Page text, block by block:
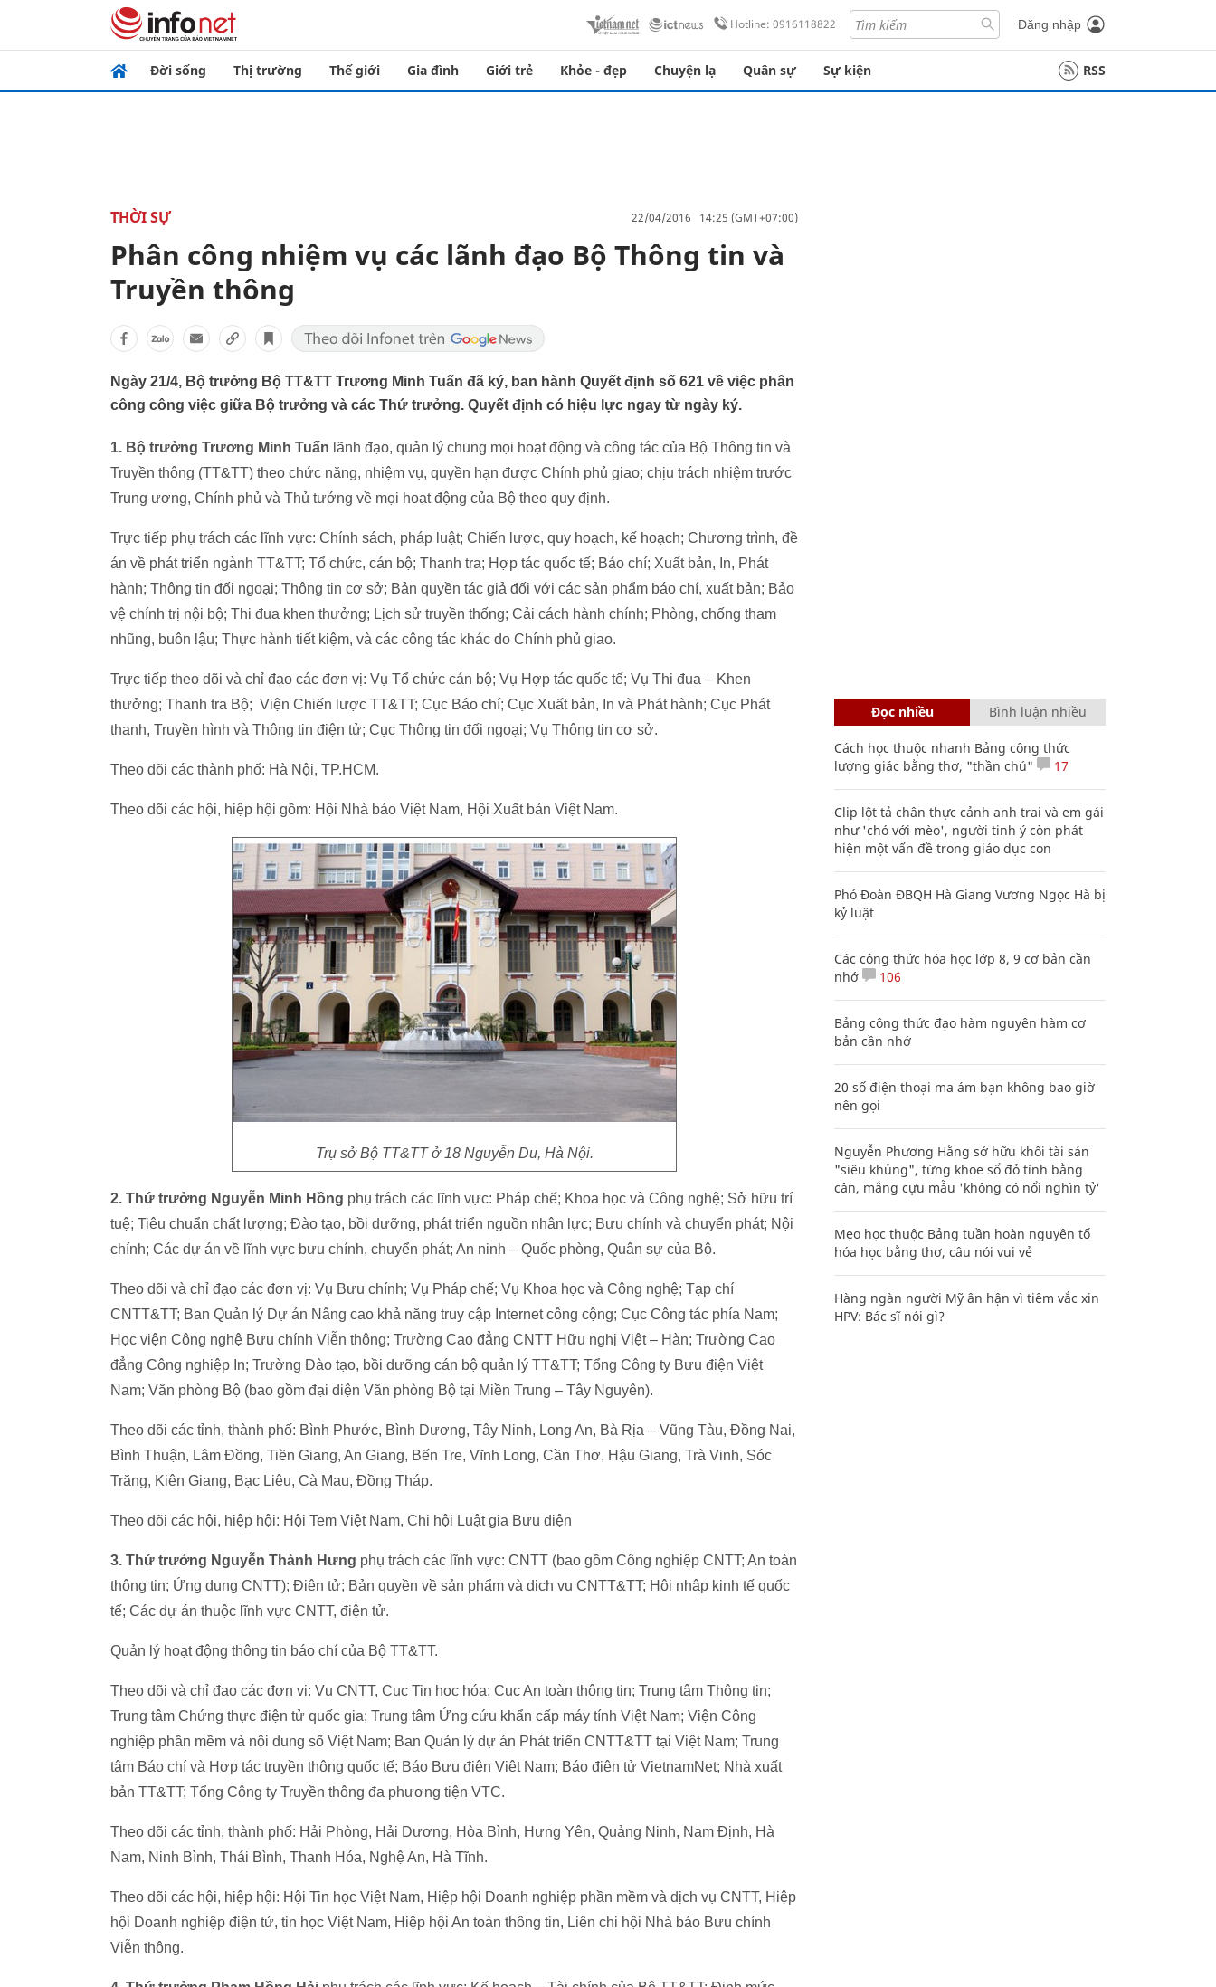
Hotline: 0916118822 Đăng nhập
Đời sống Thị trường Thế giới Gia đình Giới trẻ Khỏe - đẹp Chuyện lạ Quân sự Sự kiện RSS
THỜI SỰ 22/04/2016 14:25 (GMT+07:00)
Phân công nhiệm vụ các lãnh đạo Bộ Thông tin và
Truyền thông
Ngày 21/4, Bộ trưởng Bộ TT&TT Trương Minh Tuấn đã ký, ban hành Quyết định số 621 về việc phân
công công việc giữa Bộ trưởng và các Thứ trưởng. Quyết định có hiệu lực ngay từ ngày ký.
1. Bộ trưởng Trương Minh Tuấn lãnh đạo, quản lý chung mọi hoạt động và công tác của Bộ Thông tin và
Truyền thông (TT&TT) theo chức năng, nhiệm vụ, quyền hạn được Chính phủ giao; chịu trách nhiệm trước
Trung ương, Chính phủ và Thủ tướng về mọi hoạt động của Bộ theo quy định.
Trực tiếp phụ trách các lĩnh vực: Chính sách, pháp luật; Chiến lược, quy hoạch, kế hoạch; Chương trình, đề
án về phát triển ngành TT&TT; Tổ chức, cán bộ; Thanh tra; Hợp tác quốc tế; Báo chí; Xuất bản, In, Phát
hành; Thông tin đối ngoại; Thông tin cơ sở; Bản quyền tác giả đối với các sản phẩm báo chí, xuất bản; Bảo
vệ chính trị nội bộ; Thi đua khen thưởng; Lịch sử truyền thống; Cải cách hành chính; Phòng, chống tham
nhũng, buôn lậu; Thực hành tiết kiệm, và các công tác khác do Chính phủ giao.
Trực tiếp theo dõi và chỉ đạo các đơn vị: Vụ Tổ chức cán bộ; Vụ Hợp tác quốc tế; Vụ Thi đua – Khen
thưởng; Thanh tra Bộ; Viện Chiến lược TT&TT; Cục Báo chí; Cục Xuất bản, In và Phát hành; Cục Phát
thanh, Truyền hình và Thông tin điện tử; Cục Thông tin đối ngoại; Vụ Thông tin cơ sở.
Theo dõi các thành phố: Hà Nội, TP.HCM.
Theo dõi các hội, hiệp hội gồm: Hội Nhà báo Việt Nam, Hội Xuất bản Việt Nam.
Trụ sở Bộ TT&TT ở 18 Nguyễn Du, Hà Nội.
2. Thứ trưởng Nguyễn Minh Hồng phụ trách các lĩnh vực: Pháp chế; Khoa học và Công nghệ; Sở hữu trí
tuệ; Tiêu chuẩn chất lượng; Đào tạo, bồi dưỡng, phát triển nguồn nhân lực; Bưu chính và chuyển phát; Nội
chính; Các dự án về lĩnh vực bưu chính, chuyển phát; An ninh – Quốc phòng, Quân sự của Bộ.
Theo dõi và chỉ đạo các đơn vị: Vụ Bưu chính; Vụ Pháp chế; Vụ Khoa học và Công nghệ; Tạp chí
CNTT&TT; Ban Quản lý Dự án Nâng cao khả năng truy cập Internet công cộng; Cục Công tác phía Nam;
Học viện Công nghệ Bưu chính Viễn thông; Trường Cao đẳng CNTT Hữu nghị Việt – Hàn; Trường Cao
đẳng Công nghiệp In; Trường Đào tạo, bồi dưỡng cán bộ quản lý TT&TT; Tổng Công ty Bưu điện Việt
Nam; Văn phòng Bộ (bao gồm đại diện Văn phòng Bộ tại Miền Trung – Tây Nguyên).
Theo dõi các tỉnh, thành phố: Bình Phước, Bình Dương, Tây Ninh, Long An, Bà Rịa – Vũng Tàu, Đồng Nai,
Bình Thuận, Lâm Đồng, Tiền Giang, An Giang, Bến Tre, Vĩnh Long, Cần Thơ, Hậu Giang, Trà Vinh, Sóc
Trăng, Kiên Giang, Bạc Liêu, Cà Mau, Đồng Tháp.
Theo dõi các hội, hiệp hội: Hội Tem Việt Nam, Chi hội Luật gia Bưu điện
3. Thứ trưởng Nguyễn Thành Hưng phụ trách các lĩnh vực: CNTT (bao gồm Công nghiệp CNTT; An toàn
thông tin; Ứng dụng CNTT); Điện tử; Bản quyền về sản phẩm và dịch vụ CNTT&TT; Hội nhập kinh tế quốc
tế; Các dự án thuộc lĩnh vực CNTT, điện tử.
Quản lý hoạt động thông tin báo chí của Bộ TT&TT.
Theo dõi và chỉ đạo các đơn vị: Vụ CNTT, Cục Tin học hóa; Cục An toàn thông tin; Trung tâm Thông tin;
Trung tâm Chứng thực điện tử quốc gia; Trung tâm Ứng cứu khẩn cấp máy tính Việt Nam; Viện Công
nghiệp phần mềm và nội dung số Việt Nam; Ban Quản lý dự án Phát triển CNTT&TT tại Việt Nam; Trung
tâm Báo chí và Hợp tác truyền thông quốc tế; Báo Bưu điện Việt Nam; Báo điện tử VietnamNet; Nhà xuất
bản TT&TT; Tổng Công ty Truyền thông đa phương tiện VTC.
Theo dõi các tỉnh, thành phố: Hải Phòng, Hải Dương, Hòa Bình, Hưng Yên, Quảng Ninh, Nam Định, Hà
Nam, Ninh Bình, Thái Bình, Thanh Hóa, Nghệ An, Hà Tĩnh.
Theo dõi các hội, hiệp hội: Hội Tin học Việt Nam, Hiệp hội Doanh nghiệp phần mềm và dịch vụ CNTT, Hiệp
hội Doanh nghiệp điện tử, tin học Việt Nam, Hiệp hội An toàn thông tin, Liên chi hội Nhà báo Bưu chính
Viễn thông.
Đọc nhiều Bình luận nhiều
Cách học thuộc nhanh Bảng công thức
lượng giác bằng thơ, "thần chú"
17
Clip lột tả chân thực cảnh anh trai và em gái
như 'chó với mèo', người tinh ý còn phát
hiện một vấn đề trong giáo dục con
Phó Đoàn ĐBQH Hà Giang Vương Ngọc Hà bị
kỷ luật
Các công thức hóa học lớp 8, 9 cơ bản cần
nhớ
106
Bảng công thức đạo hàm nguyên hàm cơ
bản cần nhớ
20 số điện thoại ma ám bạn không bao giờ
nên gọi
Nguyễn Phương Hằng sở hữu khối tài sản
"siêu khủng", từng khoe sổ đỏ tính bằng
cân, mắng cựu mẫu 'không có nổi nghìn tỷ'
Mẹo học thuộc Bảng tuần hoàn nguyên tố
hóa học bằng thơ, câu nói vui vẻ
Hàng ngàn người Mỹ ân hận vì tiêm vắc xin
HPV: Bác sĩ nói gì?